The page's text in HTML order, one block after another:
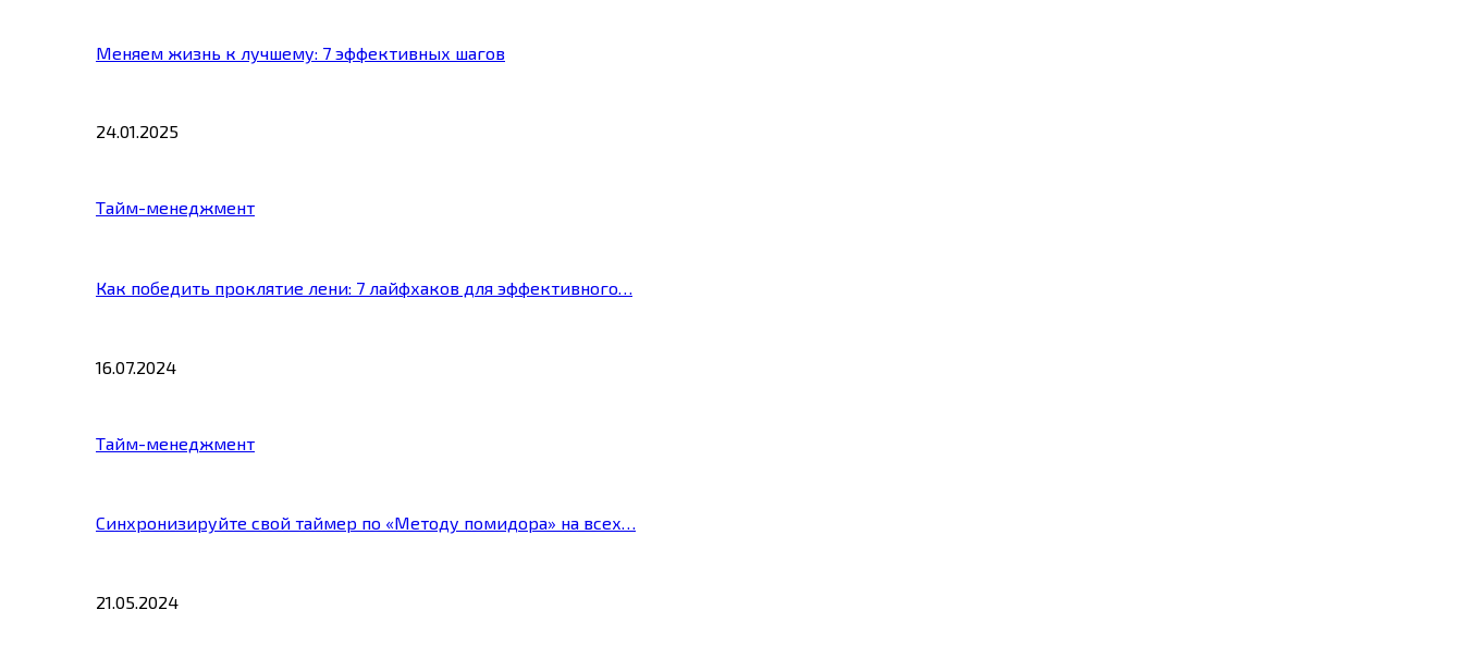
Меняем жизнь к лучшему: 7 эффективных шагов
24.01.2025
Тайм-менеджмент
Как победить проклятие лени: 7 лайфхаков для эффективного…
16.07.2024
Тайм-менеджмент
Синхронизируйте свой таймер по «Методу помидора» на всех…
21.05.2024